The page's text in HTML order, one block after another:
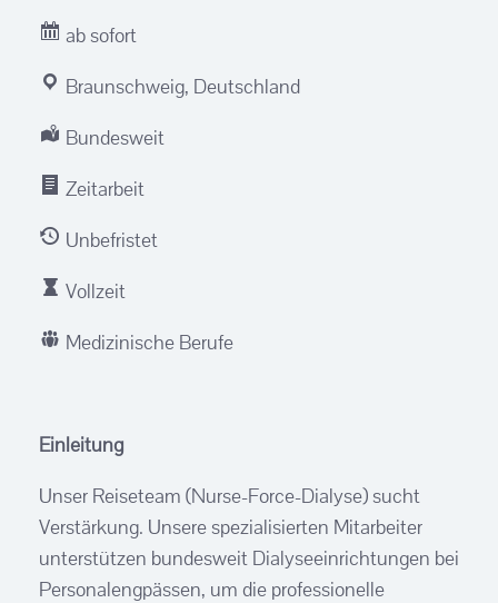
ab sofort
Braunschweig, Deutschland
Bundesweit
Zeitarbeit
Unbefristet
Vollzeit
Medizinische Berufe
Einleitung
Unser Reiseteam (Nurse-Force-Dialyse) sucht
Verstärkung. Unsere spezialisierten Mitarbeiter
unterstützen bundesweit Dialyseeinrichtungen bei
Personalengpässen, um die professionelle